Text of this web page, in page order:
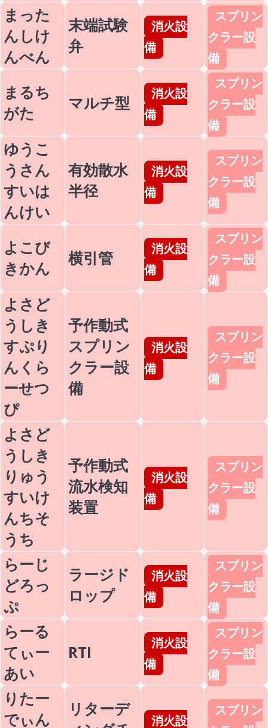
まった
んしけ
んべん
末端試験
弁
消火設
備
スプリン
クラー設
備
まるち
がた
マルチ型
消火設
備
スプリン
クラー設
備
ゆうこ
うさん
すいは
んけい
有効散水
半径
消火設
備
スプリン
クラー設
備
よこび
きかん
横引管
消火設
備
スプリン
クラー設
備
よさど
うしき
すぷり
んくら
ーせつ
ぴ
予作動式
スプリン
クラー設
備
消火設
備
スプリン
クラー設
備
よさど
うしき
りゅう
すいけ
んちそ
うち
予作動式
流水検知
装置
消火設
備
スプリン
クラー設
備
らーじ
どろっ
ぷ
ラージド
ロップ
消火設
備
スプリン
クラー設
備
らーる
てぃー
あい
RTI
消火設
備
スプリン
クラー設
備
りたー
でぃん
リターデ
消火設
スプリン